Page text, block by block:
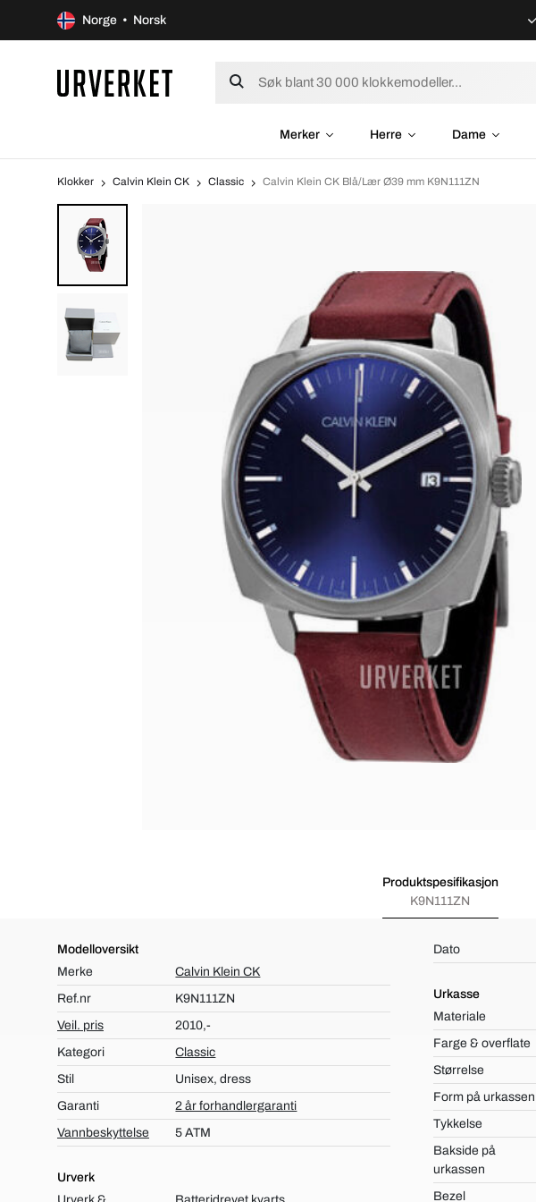
Norge • Norsk
Merker Herre Dame
Klokker Calvin Klein CK Classic Calvin Klein CK Blå/Lær Ø39 mm K9N111ZN
Produktspesifikasjon
K9N111ZN
Modelloversikt
Merke
Calvin Klein CK
Ref.nr
K9N111ZN
Veil. pris
2010,-
Kategori
Classic
Stil
Unisex, dress
Garanti
2 år forhandlergaranti
Vannbeskyttelse
5 ATM
Urverk
Dato
Urkasse
Materiale
Farge & overflate
Størrelse
Form på urkassen
Tykkelse
Bakside på
urkassen
Bezel